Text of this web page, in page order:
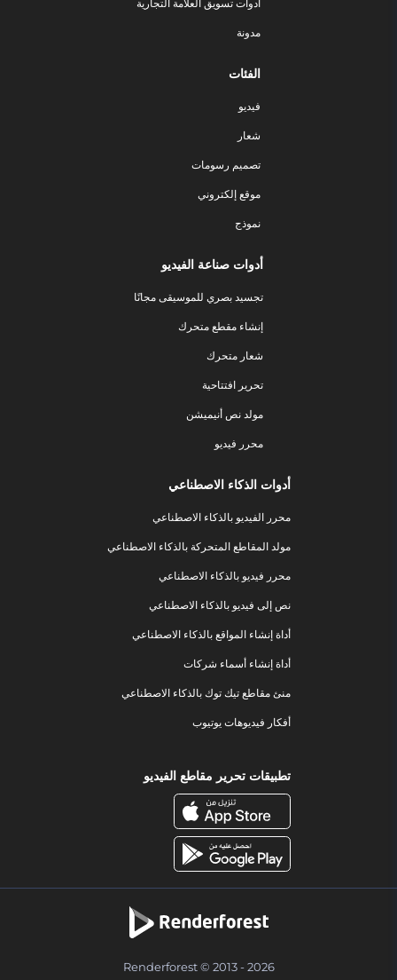
أدوات تسويق العلامة التجارية
مدونة
الفئات
فيديو
شعار
تصميم رسومات
موقع إلكتروني
نموذج
أدوات صناعة الفيديو
تجسيد بصري للموسيقى مجانًا
إنشاء مقطع متحرك
شعار متحرك
تحرير افتتاحية
مولد نص أنيميشن
محرر فيديو
أدوات الذكاء الاصطناعي
محرر الفيديو بالذكاء الاصطناعي
مولد المقاطع المتحركة بالذكاء الاصطناعي
محرر فيديو بالذكاء الاصطناعي
نص إلى فيديو بالذكاء الاصطناعي
أداة إنشاء المواقع بالذكاء الاصطناعي
أداة إنشاء أسماء شركات
منئ مقاطع تيك توك بالذكاء الاصطناعي
أفكار فيديوهات يوتيوب
تطبيقات تحرير مقاطع الفيديو
Renderforest © 2013 - 2026